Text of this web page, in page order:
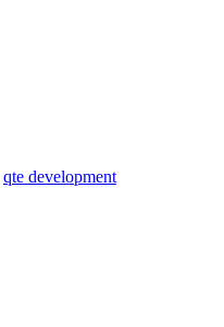
qte development